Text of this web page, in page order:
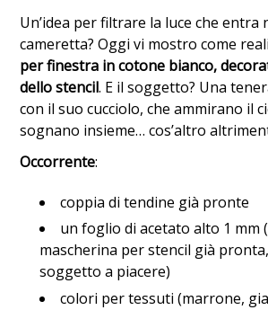
Un’idea per filtrare la luce che entra
cameretta? Oggi vi mostro come
per finestra in cotone bianco,
dello stencil. E il soggetto? Una
con il suo cucciolo, che ammirano il
sognano insieme… cos’altro
Occorrente:
coppia di tendine già pronte
un foglio di acetato alto 1 mm
mascherina per stencil già
soggetto a piacere)
colori per tessuti (marrone,